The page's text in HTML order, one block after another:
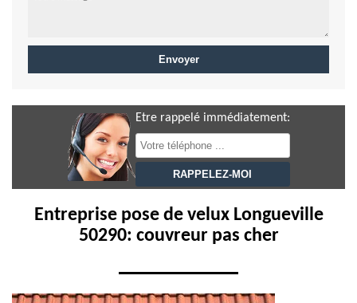
Etre rappelé immédiatement:
Entreprise pose de velux Longueville
50290: couvreur pas cher